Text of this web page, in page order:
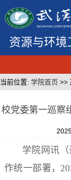
资源与环境
当前位置: 学院首页 >>
校党委第一巡察
学院网讯
作统一部署，